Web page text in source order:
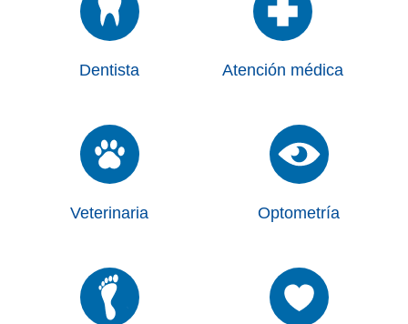
Dentista Atención médica
Veterinaria Optometría